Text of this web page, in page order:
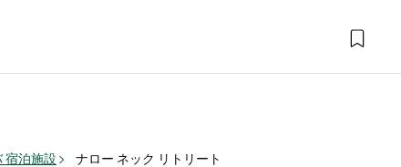
宿泊施設 ナロー ネック リトリート